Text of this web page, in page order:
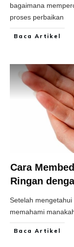
bagaimana
proses perbaikan
Baca Artikel
Cara
Ringan
Setelah
memahami
Baca Artikel